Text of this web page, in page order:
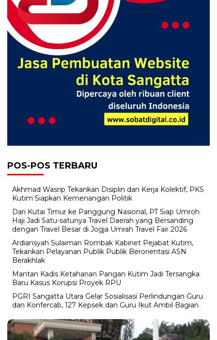
POS-POS TERBARU
Akhmad Wasrip Tekankan Disiplin dan Kerja Kolektif, PKS
Kutim Siapkan Kemenangan Politik
Dari Kutai Timur ke Panggung Nasional, PT Siap Umroh
Haji Jadi Satu-satunya Travel Daerah yang Bersanding
dengan Travel Besar di Jogja Umrah Travel Fair 2026
Ardiansyah Sulaiman Rombak Kabinet Pejabat Kutim,
Tekankan Pelayanan Publik Publik Berorientasi ASN
Berakhlak
Mantan Kadis Ketahanan Pangan Kutim Jadi Tersangka
Baru Kasus Korupsi Proyek RPU
PGRI Sangatta Utara Gelar Sosialisasi Perlindungan Guru
dan Konfercab, 127 Kepsek dan Guru Ikut Ambil Bagian